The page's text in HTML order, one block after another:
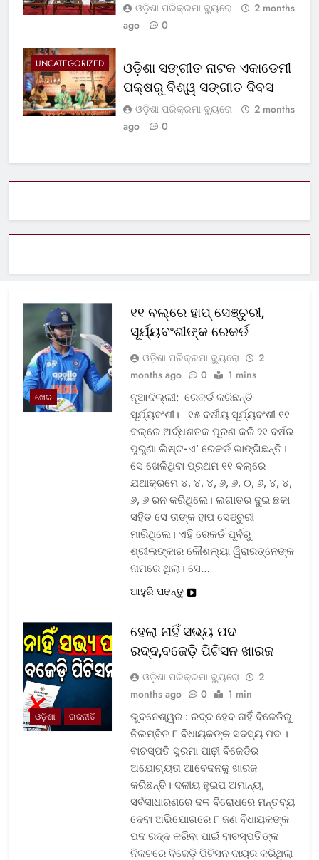
ଓଡ଼ିଶା ପରିକ୍ରମା ବ୍ୟୁରୋ
2 months
ago
0
UNCATEGORIZED
ଓଡ଼ିଶା ସଙ୍ଗୀତ ନାଟକ ଏକାଡେମୀ
ପକ୍ଷରୁ ବିଶ୍ୱ ସଙ୍ଗୀତ ଦିବସ
ଓଡ଼ିଶା ପରିକ୍ରମା ବ୍ୟୁରୋ
2 months
ago
0
ଖେଳ
୧୧ ବଲ୍‌ରେ ହାପ୍ ସେଞ୍ଚୁରୀ,
ସୂର୍ଯ୍ୟବଂଶୀଙ୍କ ରେକର୍ଡ
ଓଡ଼ିଶା ପରିକ୍ରମା ବ୍ୟୁରୋ
2
months ago
0 1 mins
ନୂଆଦିଲ୍ଲୀ: ରେକର୍ଡ କରିଛନ୍ତି
ସୂର୍ଯ୍ୟବଂଶୀ। ୧୫ ବର୍ଷୀୟ ସୂର୍ଯ୍ୟବଂଶୀ ୧୧
ବଲ୍‌ରେ ଅର୍ଦ୍ଧଶତକ ପୂରଣ କରି ୨୧ ବର୍ଷର
ପୁରୁଣା ଲିଷ୍ଟ-ଏ’ ରେକର୍ଡ ଭାଙ୍ଗିଛନ୍ତି।
ସେ ଖେଳିଥିବା ପ୍ରଥମ ୧୧ ବଲ୍‌ରେ
ଯଥାକ୍ରମେ ୪, ୪, ୪, ୬, ୬, ୦, ୬, ୪, ୪,
୬, ୬ ରନ କରିଥିଲେ। ଲଗାତର ଦୁଇ ଛକା
ସହିତ ସେ ତାଙ୍କ ହାପ ସେଞ୍ଚୁରୀ
ମାରିଥିଲେ। ଏହି ରେକର୍ଡ ପୂର୍ବରୁ
ଶ୍ରୀଲଙ୍କାର କୌଶଲ୍ୟା ୱିରାରତ୍ନେଙ୍କ
ନାମରେ ଥିଲା। ସେ…
ଆହୁରି ପଢନ୍ତୁ
ଓଡ଼ିଶା ରାଜନୀତି
ହେଲା ନାହିଁ ସଭ୍ୟ ପଦ
ରଦ୍ଦ,ବଜେଡ଼ି ପିଟିସନ ଖାରଜ
ଓଡ଼ିଶା ପରିକ୍ରମା ବ୍ୟୁରୋ
2
months ago
0 1 min
ଭୁବନେଶ୍ୱର : ରଦ୍ଦ ହେବ ନାହିଁ ବିଜେଡିରୁ
ନିଲମ୍ବିତ ୮ ବିଧାୟକଙ୍କ ସଦସ୍ୟ ପଦ ।
ବାଚସ୍ପତି ସୁରମା ପାଢ଼ୀ ବିଜେଡିର
ଅଯୋଗ୍ୟତା ଆବେଦନକୁ ଖାରଜ
କରିଛନ୍ତି। ଦଳୀୟ ହୁଇପ ଅମାନ୍ୟ,
ସର୍ବସାଧାରଣରେ ଦଳ ବିରୋଧରେ ମନ୍ତବ୍ୟ
ଦେବା ଅଭିଯୋଗରେ ୮ ଜଣ ବିଧାୟକଙ୍କ
ପଦ ରଦ୍ଦ କରିବା ପାଇଁ ବାଚସ୍ପତିଙ୍କ
ନିକଟରେ ବିଜେଡ଼ି ପିଟିସନ ଦାୟର କରିଥିଲା